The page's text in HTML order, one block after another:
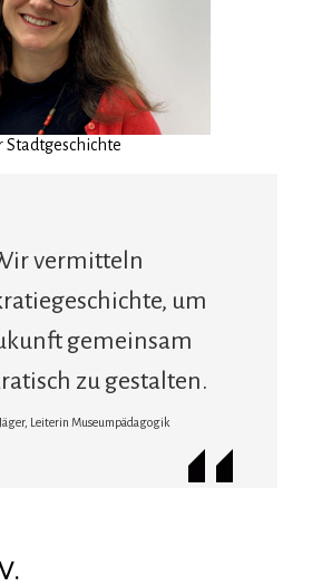
Stadtgeschichte
vermitteln
um
gemeinsam
zu gestalten.
Leiterin Museumpädagogik